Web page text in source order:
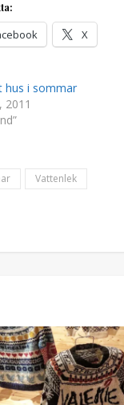
X
hus i sommar
2011
Vattenlek